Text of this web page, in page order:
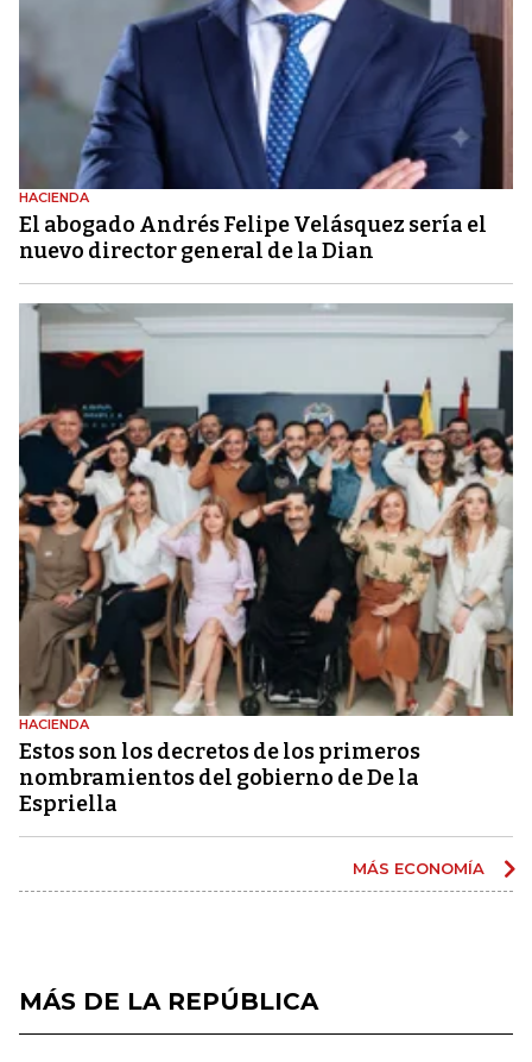
HACIENDA
El abogado Andrés Felipe Velásquez sería el
nuevo director general de la Dian
HACIENDA
Estos son los decretos de los primeros
nombramientos del gobierno de De la
Espriella
MÁS ECONOMÍA
MÁS DE LA REPÚBLICA